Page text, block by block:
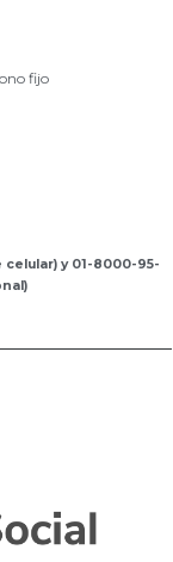
fijo
y 01-8000-95-